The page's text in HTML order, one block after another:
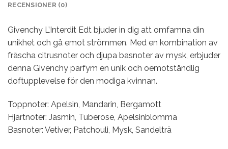
RECENSIONER (0)
Givenchy L’Interdit Edt bjuder in dig att omfamna din
unikhet och gå emot strömmen. Med en kombination av
fräscha citrusnoter och djupa basnoter av mysk, erbjuder
denna Givenchy parfym en unik och oemotståndlig
doftupplevelse för den modiga kvinnan.
Toppnoter: Apelsin, Mandarin, Bergamott
Hjärtnoter: Jasmin, Tuberose, Apelsinblomma
Basnoter: Vetiver, Patchouli, Mysk, Sandelträ